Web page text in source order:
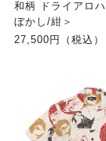
和柄 ドライアロ
ぼかし/紺＞
27,500円（税込）